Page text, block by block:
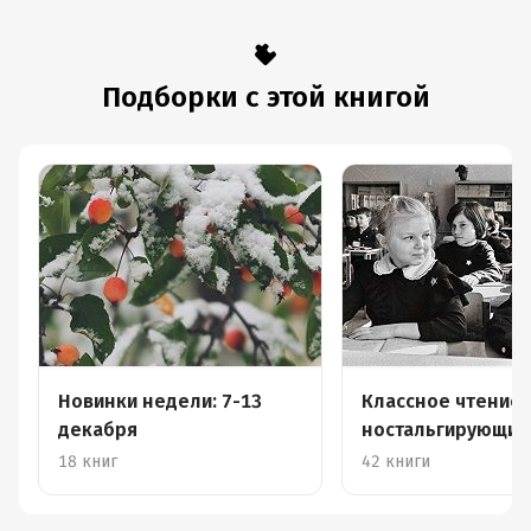
Подборки с этой книгой
Новинки недели: 7-13
декабря
18 книг
Классное чтение
школе
42 книги